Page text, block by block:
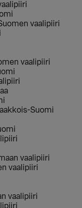
vaalipiiri
vaalipiiri
Suomi
vaalipiiri
vaalipiiri
vaalipiiri